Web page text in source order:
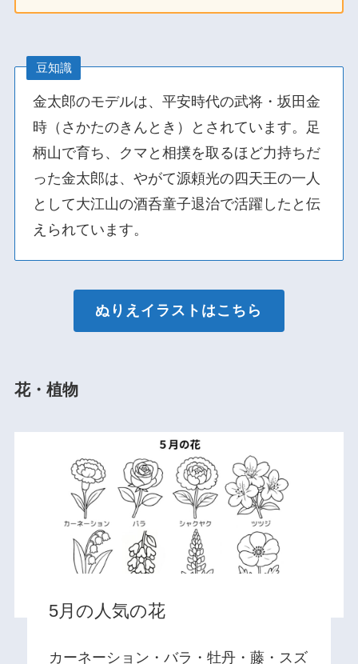
豆知識
金太郎のモデルは、平安時代の武将・坂田金
時（さかたのきんとき）とされています。足
柄山で育ち、クマと相撲を取るほど力持ちだ
った金太郎は、やがて源頼光の四天王の一人
として大江山の酒呑童子退治で活躍したと伝
えられています。
ぬりえイラストはこちら
花・植物
5月の人気の花
カーネーション・バラ・牡丹・藤・スズ